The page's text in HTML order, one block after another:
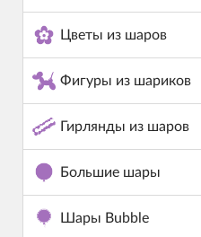
Цветы из шаров
Фигуры из шариков
Гирлянды из шаров
Большие шары
Шары Bubble